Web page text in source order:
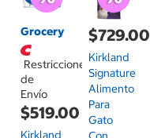
Grocery
Restricciones
de
Envío
$519.00
Kirkland
$729.00
Kirkland
Signature
Alimento
Para
Gato